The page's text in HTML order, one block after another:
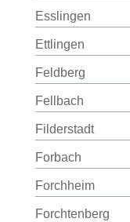
Esslingen
Ettlingen
Feldberg
Fellbach
Filderstadt
Forbach
Forchheim
Forchtenberg